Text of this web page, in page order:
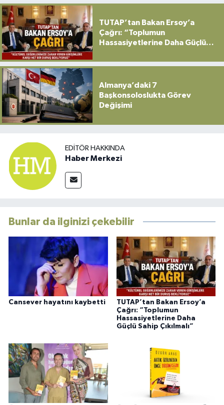
TUTAP’tan Bakan Ersoy’a
Çağrı: “Toplumun
Hassasiyetlerine Daha Güçlü
Almanya’daki 7
Başkonsoloslukta Görev
Değişimi
EDITÖR HAKKINDA
Haber Merkezi
Bunlar da ilginizi çekebilir
Cansever hayatını kaybetti
TUTAP’tan Bakan Ersoy’a
Çağrı: “Toplumun
Hassasiyetlerine Daha
Güçlü Sahip Çıkılmalı”